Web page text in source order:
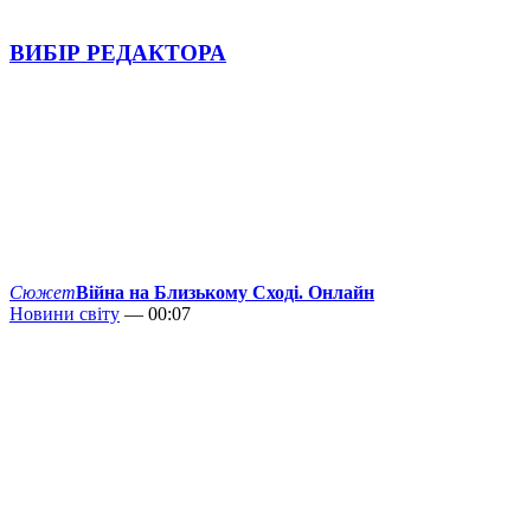
ВИБІР РЕДАКТОРА
СюжетВійна на Близькому Сході. Онлайн
Новини світу — 00:07